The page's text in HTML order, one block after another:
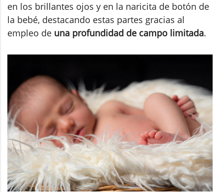
en los brillantes ojos y en la naricita de botón de
la bebé, destacando estas partes gracias al
empleo de una profundidad de campo limitada.